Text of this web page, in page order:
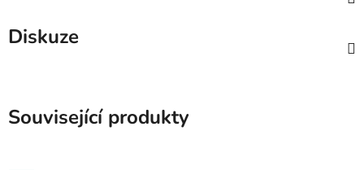
Diskuze
Související produkty